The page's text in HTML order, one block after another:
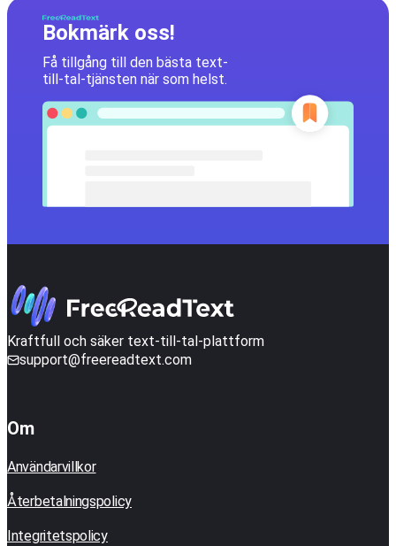
Bokmärk oss!
Få tillgång till den bästa text-
till-tal-tjänsten när som helst.
Kraftfull och säker text-till-tal-plattform
support@freereadtext.com
Om
Användarvillkor
Återbetalningspolicy
Integritetspolicy